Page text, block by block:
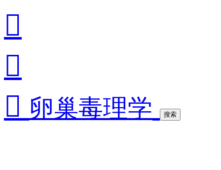


 卵巢毒理学 搜索